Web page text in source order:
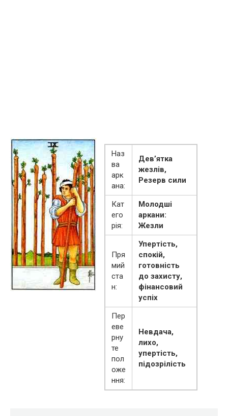
Наз
ва
арк
ана:
Дев’ятка
жезлів,
Резерв сили
Кат
его
рія:
Молодші
аркани:
Жезли
Пря
мий
ста
н:
Упертість,
спокій,
готовність
до захисту,
фінансовий
успіх
Пер
еве
рну
те
пол
оже
ння:
Невдача,
лихо,
упертість,
підозрілість